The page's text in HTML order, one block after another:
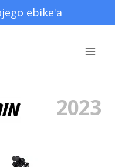
ebike'a
2023